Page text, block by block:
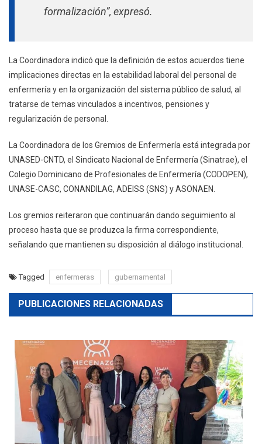
formalización”, expresó.
La Coordinadora indicó que la definición de estos acuerdos tiene
implicaciones directas en la estabilidad laboral del personal de
enfermería y en la organización del sistema público de salud, al
tratarse de temas vinculados a incentivos, pensiones y
regularización de personal.
La Coordinadora de los Gremios de Enfermería está integrada por
UNASED-CNTD, el Sindicato Nacional de Enfermería (Sinatrae), el
Colegio Dominicano de Profesionales de Enfermería (CODOPEN),
UNASE-CASC, CONANDILAG, ADEISS (SNS) y ASONAEN.
Los gremios reiteraron que continuarán dando seguimiento al
proceso hasta que se produzca la firma correspondiente,
señalando que mantienen su disposición al diálogo institucional.
Tagged enfermeras gubernamental
PUBLICACIONES RELACIONADAS